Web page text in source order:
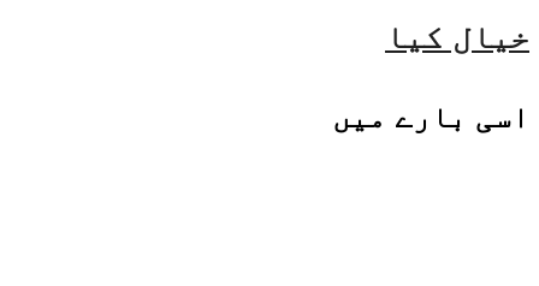
خیال کیا
اسی بارے میں